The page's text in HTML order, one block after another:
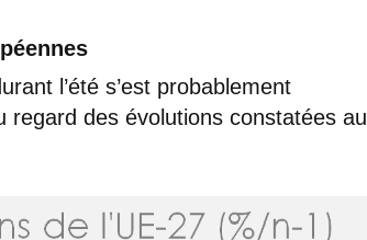
l’été s’est probablement
des évolutions constatées au